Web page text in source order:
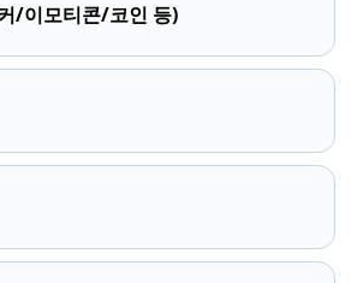
/이모티콘/코인 등)